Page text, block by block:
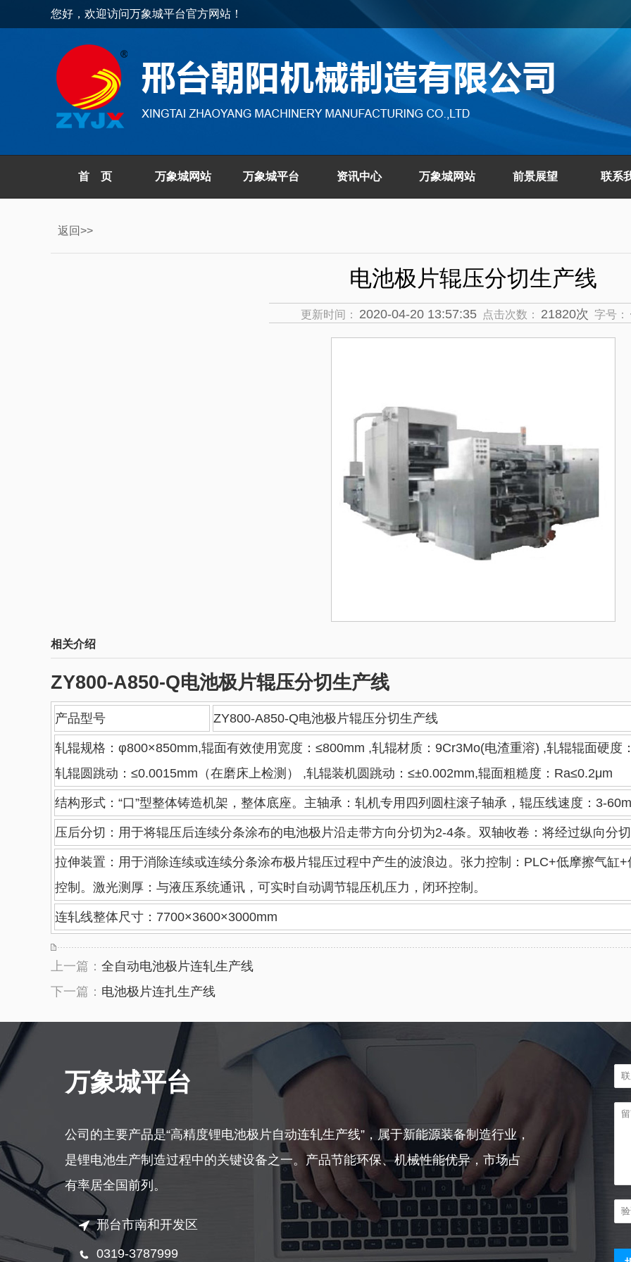
您好，欢迎访问万象城平台官方网站！
首 页 万象城网站 万象城平台 资讯中心 万象城网站 前景展望 联系
返回>>
电池极片辊压分切生产线
更新时间： 2020-04-20 13:57:35 点击次数： 21820次 字号：
相关介绍
ZY800-A850-Q电池极片辊压分切生产线
产品型号 ZY800-A850-Q电池极片辊压分切生产线
轧辊规格：φ800×850mm,辊面有效使用宽度：≤800mm ,轧辊材质：9Cr3Mo(电渣重溶) ,轧辊辊面硬度
轧辊圆跳动：≤0.0015mm（在磨床上检测） ,轧辊装机圆跳动：≤±0.002mm,辊面粗糙度：Ra≤0.2μm
结构形式：“口”型整体铸造机架，整体底座。主轴承：轧机专用四列圆柱滚子轴承，辊压线速度：3-
压后分切：用于将辊压后连续分条涂布的电池极片沿走带方向分切为2-4条。双轴收卷：将经过纵向分
拉伸装置：用于消除连续或连续分条涂布极片辊压过程中产生的波浪边。张力控制：PLC+低摩擦气缸
控制。激光测厚：与液压系统通讯，可实时自动调节辊压机压力，闭环控制。
连轧线整体尺寸：7700×3600×3000mm
上一篇： 全自动电池极片连轧生产线
下一篇： 电池极片连扎生产线
万象城平台
公司的主要产品是“高精度锂电池极片自动连轧生产线”，属于新能源装备制造行业，
是锂电池生产制造过程中的关键设备之一。产品节能环保、机械性能优异，市场占
有率居全国前列。
邢台市南和开发区
0319-3787999